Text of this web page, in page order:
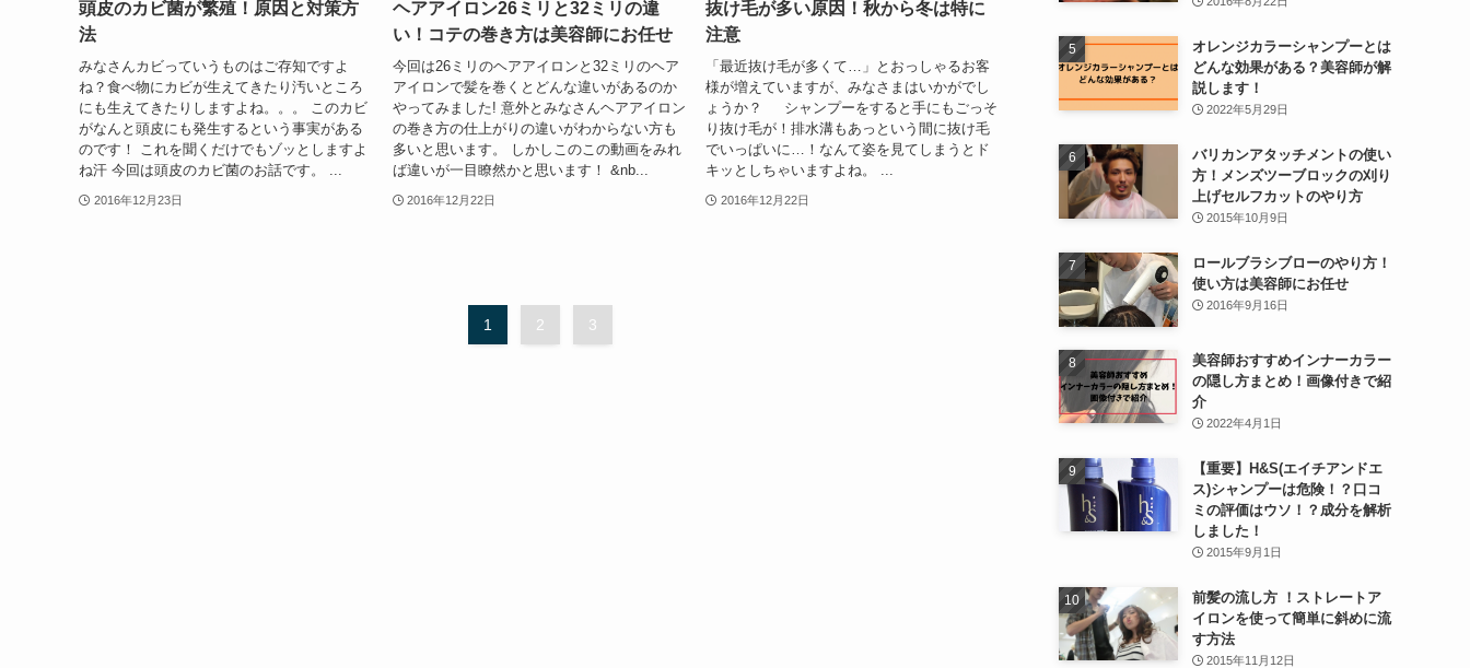
頭皮のカビ菌が繁殖！原因と対策方
法
みなさんカビっていうものはご存知ですよ
ね？食べ物にカビが生えてきたり汚いところ
にも生えてきたりしますよね。。。 このカビ
がなんと頭皮にも発生するという事実がある
のです！ これを聞くだけでもゾッとしますよ
ね汗 今回は頭皮のカビ菌のお話です。 ...
2016年12月23日
ヘアアイロン26ミリと32ミリの違
い！コテの巻き方は美容師にお任せ
今回は26ミリのヘアアイロンと32ミリのヘア
アイロンで髪を巻くとどんな違いがあるのか
やってみました! 意外とみなさんヘアアイロン
の巻き方の仕上がりの違いがわからない方も
多いと思います。 しかしこのこの動画をみれ
ば違いが一目瞭然かと思います！ &nb...
2016年12月22日
抜け毛が多い原因！秋から冬は特に
注意
「最近抜け毛が多くて…」とおっしゃるお客
様が増えていますが、みなさまはいかがでし
ょうか？ シャンプーをすると手にもごっそ
り抜け毛が！排水溝もあっという間に抜け毛
でいっぱいに…！なんて姿を見てしまうとド
キッとしちゃいますよね。 ...
2016年12月22日
1 2 3
オレンジカラーシャンプーとは
どんな効果がある？美容師が解
説します！
2022年5月29日
バリカンアタッチメントの使い
方！メンズツーブロックの刈り
上げセルフカットのやり方
2015年10月9日
ロールブラシブローのやり方！
使い方は美容師にお任せ
2016年9月16日
美容師おすすめインナーカラー
の隠し方まとめ！画像付きで紹
介
2022年4月1日
【重要】H&S(エイチアンドエ
ス)シャンプーは危険！？口コ
ミの評価はウソ！？成分を解析
しました！
2015年9月1日
前髪の流し方 ！ストレートア
イロンを使って簡単に斜めに流
す方法
2015年11月12日